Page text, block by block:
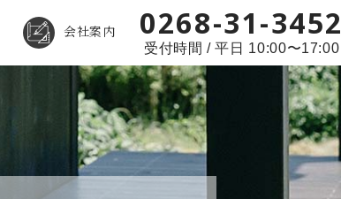
会社案内 0268-31-3452
受付時間 / 平日 10:00〜17:00